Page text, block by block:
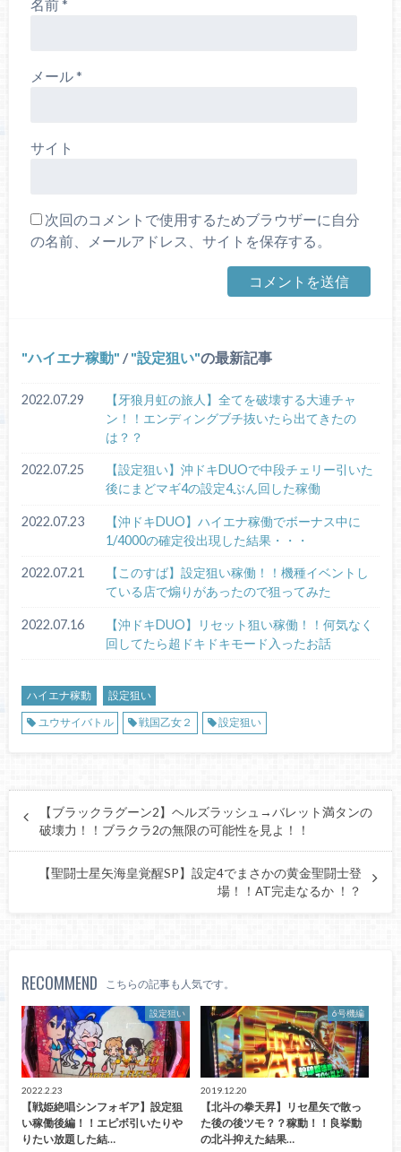
名前*
メール*
サイト
次回のコメントで使用するためブラウザーに自分
の名前、メールアドレス、サイトを保存する。
ハイエナ稼動 / 設定狙い の最新記事
2022.07.29
【牙狼月虹の旅人】全てを破壊する大連チャ
ン！！エンディングブチ抜いたら出てきたの
は？？
2022.07.25
【設定狙い】沖ドキDUOで中段チェリー引いた
後にまどマギ4の設定4ぶん回した稼働
2022.07.23
【沖ドキDUO】ハイエナ稼働でボーナス中に
1/4000の確定役出現した結果・・・
2022.07.21
【このすば】設定狙い稼働！！機種イベントし
ている店で煽りがあったので狙ってみた
2022.07.16
【沖ドキDUO】リセット狙い稼働！！何気なく
回してたら超ドキドキモード入ったお話
ハイエナ稼動
設定狙い
ユウサイバトル
戦国乙女２ 設定狙い
【ブラックラグーン2】ヘルズラッシュ→バレット満タンの
破壊力！！ブラクラ2の無限の可能性を見よ！！
【聖闘士星矢海皇覚醒SP】設定4でまさかの黄金聖闘士登
場！！AT完走なるか ！？
RECOMMEND こちらの記事も人気です。
設定狙い
2022.2.23
【戦姫絶唱シンフォギア】設定狙
い稼働後編！！エピボ引いたりや
りたい放題した結…
6号機編
2019.12.20
【北斗の拳天昇】リセ星矢で散っ
た後の後ツモ？？稼動！！良挙動
の北斗抑えた結果…